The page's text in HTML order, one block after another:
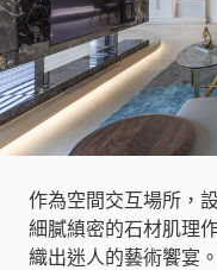
作為空間交互場所，
細膩縝密的石材肌理
織出迷人的藝術饗宴